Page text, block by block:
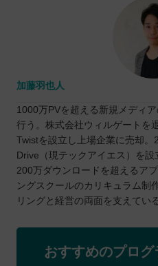
加藤羽也人
1000万PVを超える新規メディ
行う。株式会社ウィルゲートを
Twistを設立し上場企業に売却
Drive（現テックアイエス）を設
200万ダウンロードを超えるア
ングスクールのカリキュラム制
リングと経営の両面を支えている
おすすめのプロ